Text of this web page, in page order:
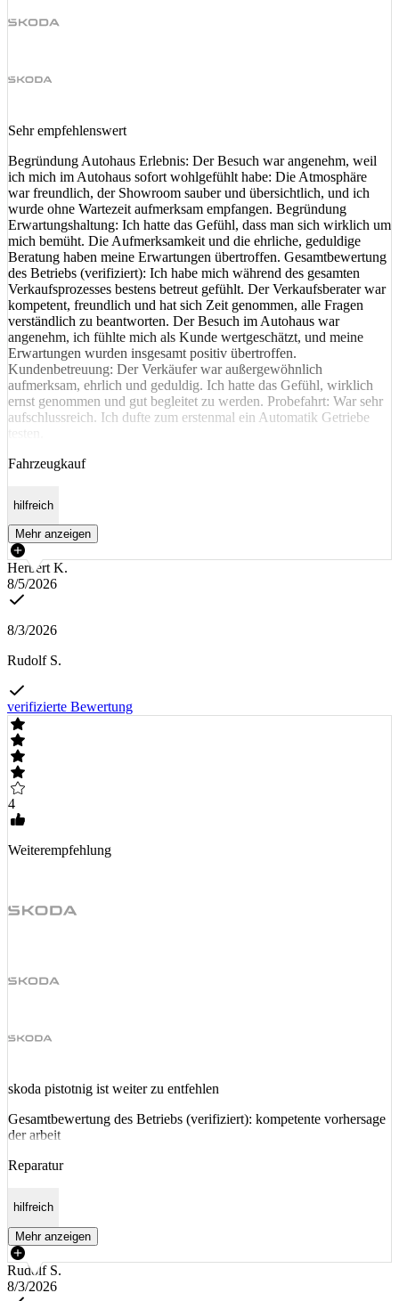
Sehr empfehlenswert
Begründung Autohaus Erlebnis: Der Besuch war angenehm, weil
ich mich im Autohaus sofort wohlgefühlt habe: Die Atmosphäre
war freundlich, der Showroom sauber und übersichtlich, und ich
wurde ohne Wartezeit aufmerksam empfangen. Begründung
Erwartungshaltung: Ich hatte das Gefühl, dass man sich wirklich um
mich bemüht. Die Aufmerksamkeit und die ehrliche, geduldige
Beratung haben meine Erwartungen übertroffen. Gesamtbewertung
des Betriebs (verifiziert): Ich habe mich während des gesamten
Verkaufsprozesses bestens betreut gefühlt. Der Verkaufsberater war
kompetent, freundlich und hat sich Zeit genommen, alle Fragen
verständlich zu beantworten. Der Besuch im Autohaus war
angenehm, ich fühlte mich als Kunde wertgeschätzt, und meine
Erwartungen wurden insgesamt positiv übertroffen.
Kundenbetreuung: Der Verkäufer war außergewöhnlich
aufmerksam, ehrlich und geduldig. Ich hatte das Gefühl, wirklich
ernst genommen und gut begleitet zu werden. Probefahrt: War sehr
aufschlussreich. Ich dufte zum erstenmal ein Automatik Getriebe
Fahrzeugkauf
hilfreich
Mehr anzeigen
Herbert K.
8/5/2026
8/3/2026
Rudolf S.
verifizierte Bewertung
4
Weiterempfehlung
skoda pistotnig ist weiter zu entfehlen
Gesamtbewertung des Betriebs (verifiziert): kompetente vorhersage
der arbeit
Reparatur
hilfreich
Mehr anzeigen
Rudolf S.
8/3/2026